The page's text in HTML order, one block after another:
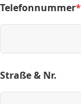
Telefonnummer*
(required)
Straße & Nr.